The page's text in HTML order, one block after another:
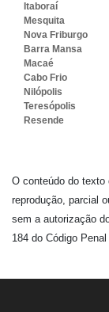
Itaboraí
Mesquita
Nova Friburgo
Barra Mansa
Macaé
Cabo Frio
Nilópolis
Teresópolis
Resende
O conteúdo do texto
reprodução, parcial
sem a autorização
184 do Código